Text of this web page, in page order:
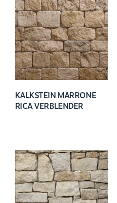
KALKSTEIN MARRONE
RICA VERBLENDER